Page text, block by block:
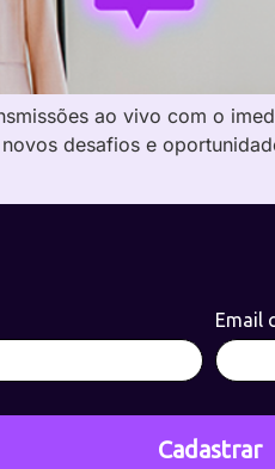
ao vivo com o
desafios e
Email
Cadastrar